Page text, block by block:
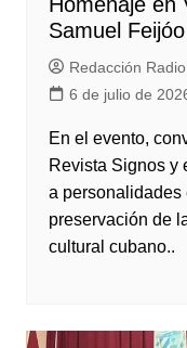
Samuel Feijóo
Redacción
6 de julio de
En el evento,
Revista Signos y
a personalidades
preservación de
cultural cubano..